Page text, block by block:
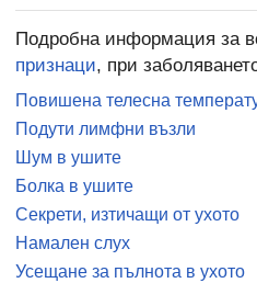
Подробна информация за
признаци, при
Повишена телесна
Подути лимфни възли
Шум в ушите
Болка в ушите
Секрети, изтичащи от ухото
Намален слух
Усещане за пълнота в ухото